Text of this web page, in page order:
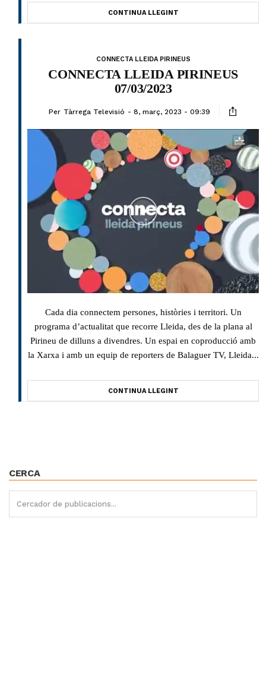
CONTINUA LLEGINT
CONNECTA LLEIDA PIRINEUS
CONNECTA LLEIDA PIRINEUS
07/03/2023
Per Tàrrega Televisió 8, març, 2023 - 09:39
Cada dia connectem persones, històries i territori. Un
programa d’actualitat que recorre Lleida, des de la plana al
Pirineu de dilluns a divendres. Un espai en coproducció amb
la Xarxa i amb un equip de reporters de Balaguer TV, Lleida...
CONTINUA LLEGINT
CERCA